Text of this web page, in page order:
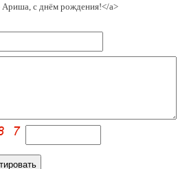
Ариша, с днём рождения!</a>